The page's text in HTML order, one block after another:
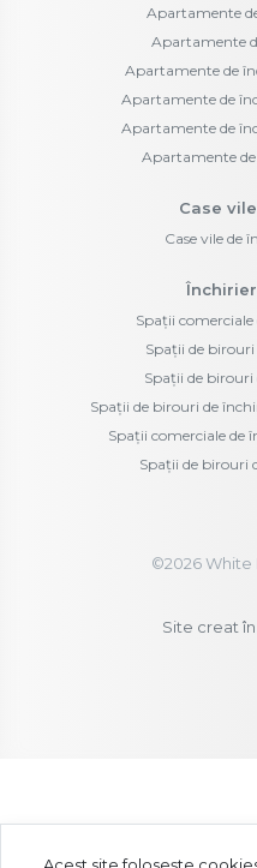
Apartamente
Apartamente
Apartamente de
Apartamente de
Apartamente de
Apartamente
Case
Case vile de
Spații
Spații de
Spații de
Spații de birouri de
Spații comerciale de
Spații de birouri
©2026White
Site creat în